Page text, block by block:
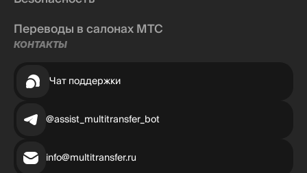
Переводы в салонах МТС
КОНТАКТЫ
Чат поддержки
@assist_multitransfer_bot
info@multitransfer.ru